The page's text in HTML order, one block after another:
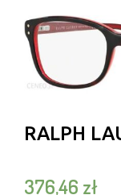
RALPH
376,46 zł